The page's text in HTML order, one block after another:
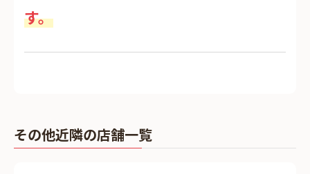
す。
その他近隣の店舗一覧